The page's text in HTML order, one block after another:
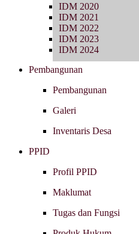
IDM 2020
IDM 2021
IDM 2022
IDM 2023
IDM 2024
Pembangunan
Pembangunan
Galeri
Inventaris Desa
PPID
Profil PPID
Maklumat
Tugas dan Fungsi